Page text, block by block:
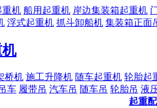
重机 船用起重机 岸边集装箱起重机
浮式起重机 抓斗卸船机 集装箱正面
桥机 施工升降机 随车起重机 轮胎起
车 履带吊 汽车吊 随车吊 轮胎吊 液
起重